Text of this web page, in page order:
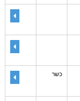
כשר